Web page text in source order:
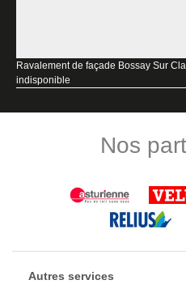
Ravalement de façade Bossay Sur
indisponible
Nos
Autres services